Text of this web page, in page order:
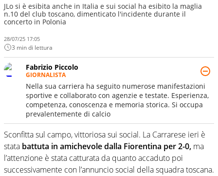
JLo si è esibita anche in Italia e sui social ha esibito la maglia
n.10 del club toscano, dimenticato l'incidente durante il
concerto in Polonia
28/07/25 17:05
3 min di lettura
Fabrizio Piccolo
GIORNALISTA
Nella sua carriera ha seguito numerose manifestazioni
sportive e collaborato con agenzie e testate. Esperienza,
competenza, conoscenza e memoria storica. Si occupa
prevalentemente di calcio
Sconfitta sul campo, vittoriosa sui social. La Carrarese ieri è
stata battuta in amichevole dalla Fiorentina per 2-0, ma
l’attenzione è stata catturata da quanto accaduto poi
successivamente con l’annuncio social della squadra toscana.